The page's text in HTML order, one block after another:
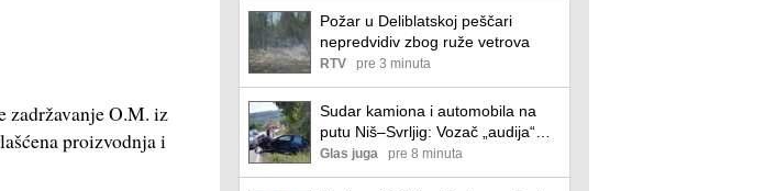
zadržavanje O.M. iz
proizvodnja i
Požar u Deliblatskoj peščari
nepredvidiv zbog ruže vetrova
RTV pre 3 minuta
Sudar kamiona i automobila na
putu Niš–Svrljig: Vozač „audija“
zatražio pomoć, saobraćaj otežan
Glas juga pre 8 minuta